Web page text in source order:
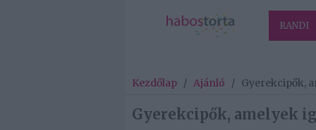
RANDI
Kezdőlap / Ajánló / Gyerekcipők,
Gyerekcipők, amelyek